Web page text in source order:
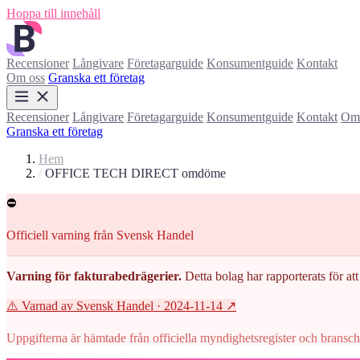
Hoppa till innehåll
Recensioner Långivare Företagarguide Konsumentguide Kontakt
Om oss Granska ett företag
Recensioner Långivare Företagarguide Konsumentguide Kontakt
Granska ett företag
Hem
/ OFFICE TECH DIRECT omdöme
⛔
Officiell varning från Svensk Handel
Varning för fakturabedrägerier. Detta bolag har rapporterats för
⚠️ Varnad av Svensk Handel · 2024-11-14 ↗
Uppgifterna är hämtade från officiella myndighetsregister och